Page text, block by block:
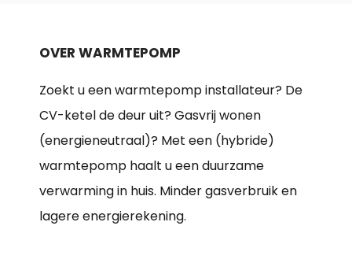
OVER WARMTEPOMP
Zoekt u een warmtepomp installateur? De
CV-ketel de deur uit? Gasvrij wonen
(energieneutraal)? Met een (hybride)
warmtepomp haalt u een duurzame
verwarming in huis. Minder gasverbruik en
lagere energierekening.